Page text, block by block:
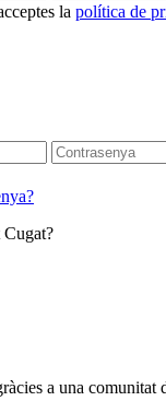
la política de
Cugat?
a una comunitat